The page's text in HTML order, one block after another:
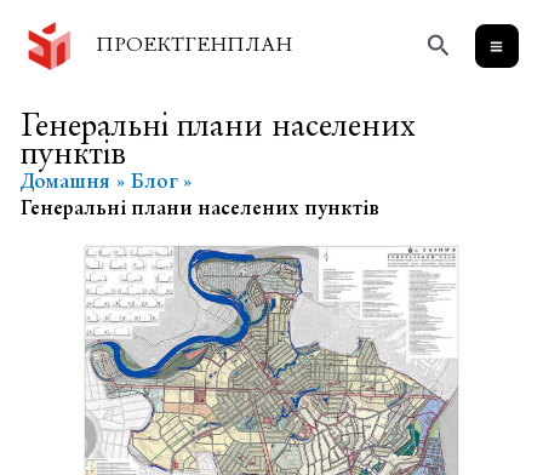
вмісту
ПРОЕКТГЕНПЛАН Пошук
Генеральні плани населених
пунктів
Домашня
Блог
Генеральні плани населених пунктів